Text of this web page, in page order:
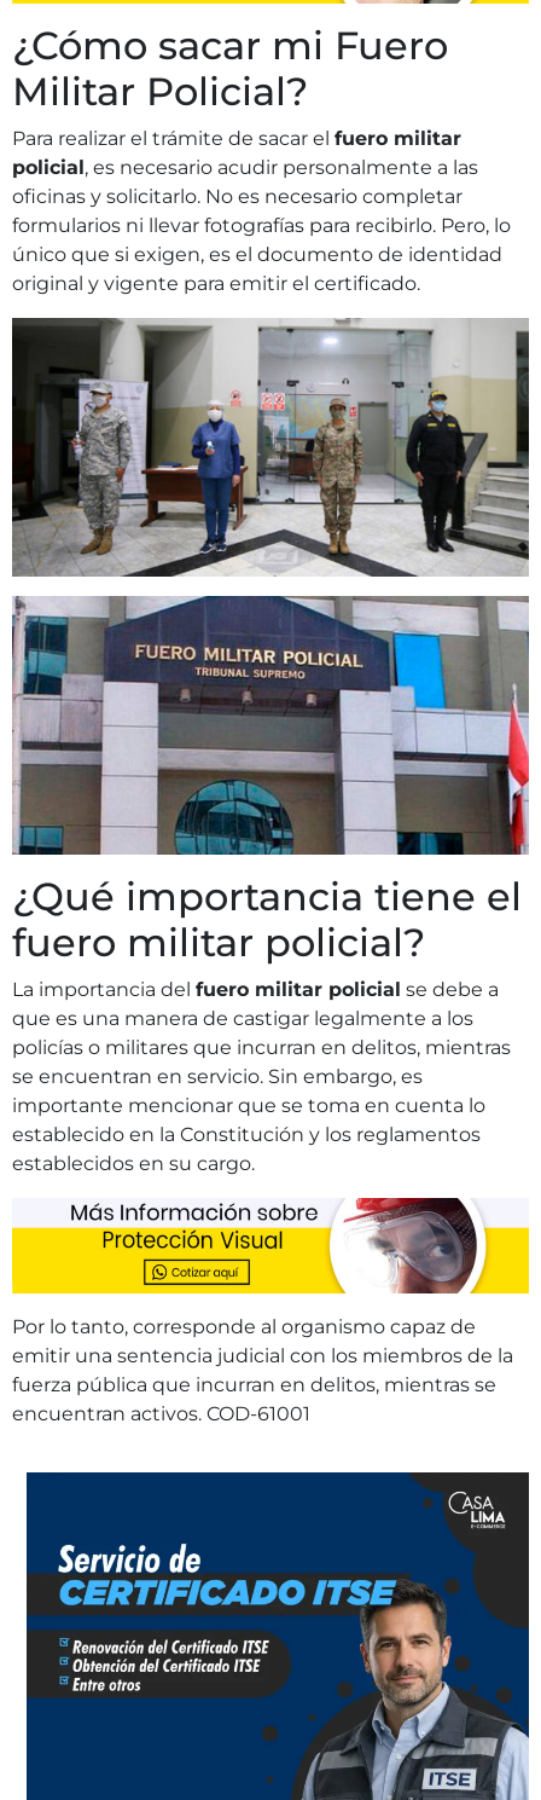
¿Cómo sacar mi Fuero
Militar Policial?
Para realizar el trámite de sacar el fuero militar
policial, es necesario acudir personalmente a las
oficinas y solicitarlo. No es necesario completar
formularios ni llevar fotografías para recibirlo. Pero, lo
único que si exigen, es el documento de identidad
original y vigente para emitir el certificado.
¿Qué importancia tiene el
fuero militar policial?
La importancia del fuero militar policial se debe a
que es una manera de castigar legalmente a los
policías o militares que incurran en delitos, mientras
se encuentran en servicio. Sin embargo, es
importante mencionar que se toma en cuenta lo
establecido en la Constitución y los reglamentos
establecidos en su cargo.
Por lo tanto, corresponde al organismo capaz de
emitir una sentencia judicial con los miembros de la
fuerza pública que incurran en delitos, mientras se
encuentran activos. COD-61001